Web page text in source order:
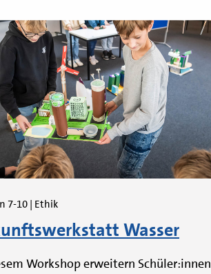
7-10 | Ethik
Wasser
Workshop erweitern Schüler:innen